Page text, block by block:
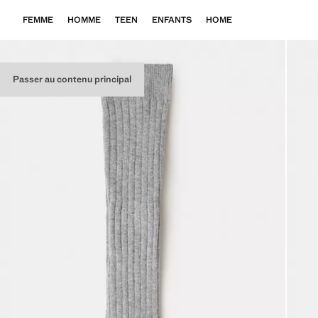
Passer au contenu principal
FEMME HOMME TEEN ENFANTS HOME